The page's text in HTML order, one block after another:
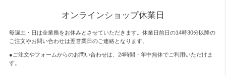
オンラインショップ休業日
毎週土・日は全業務をお休みとさせていただきます。休業日前日の14時30分以降の
ご注文やお問い合わせは翌営業日のご連絡となります。
●ご注文やフォームからのお問い合わせは、 24時間・年中無休でご利用いただけま
す。